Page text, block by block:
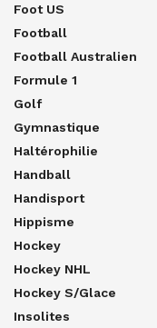
Foot US
Football
Football Australien
Formule 1
Golf
Gymnastique
Haltérophilie
Handball
Handisport
Hippisme
Hockey
Hockey NHL
Hockey S/glace
Insolites